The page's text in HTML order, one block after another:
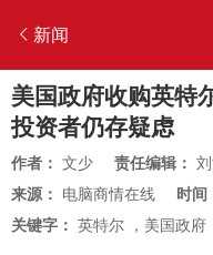
新闻
美国政府收购英特
投资者仍存疑虑
作者： 文少 责任编辑：
来源： 电脑商情在线 时间
关键字： 英特尔 ， 美国政府